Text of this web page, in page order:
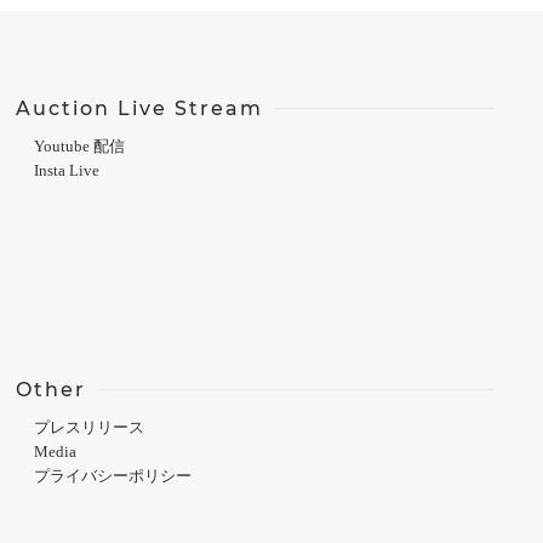
Auction Live Stream
Youtube 配信
Insta Live
Other
プレスリリース
Media
プライバシーポリシー